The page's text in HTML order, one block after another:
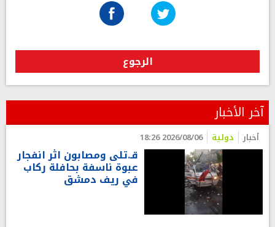
الرجوع
آخر الأخبار
أخبار دولية 2026/08/06 18:26
قـ.تلى ومصابون اثر انفجار
عبوة ناسفة بحافلة ركاب
في ريف دمشق